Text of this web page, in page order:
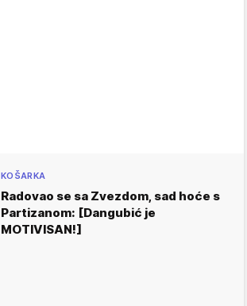
KOŠARKA
Radovao se sa Zvezdom, sad hoće s
Partizanom: [Dangubić je
MOTIVISAN!]